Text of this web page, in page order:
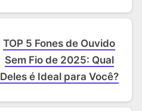
TOP 5 Fones de Ouvido
Sem Fio de 2025: Qual
Deles é Ideal para Você?